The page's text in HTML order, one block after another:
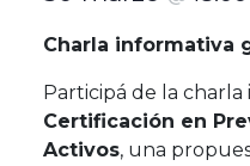
Charla informativa
Participá de la
Certificación en
Activos, una